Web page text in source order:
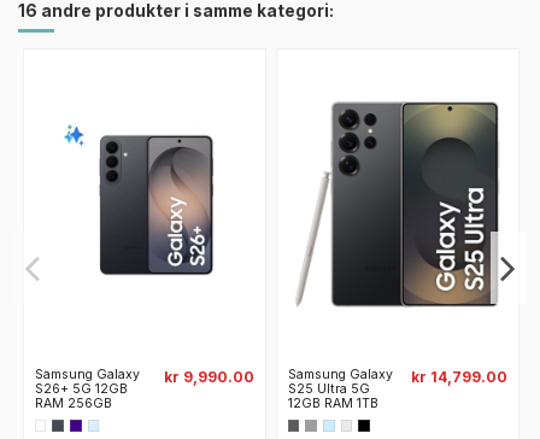
16 andre produkter i samme kategori:
Samsung Galaxy
S26+ 5G 12GB
RAM 256GB
kr 9,990.00
Samsung Galaxy
S25 Ultra 5G
12GB RAM 1TB
kr 14,799.00